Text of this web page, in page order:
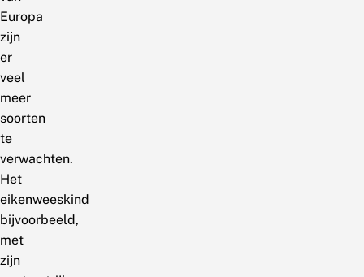
Europa
zijn
er
veel
meer
soorten
te
verwachten.
Het
eikenweeskind
bijvoorbeeld,
met
zijn